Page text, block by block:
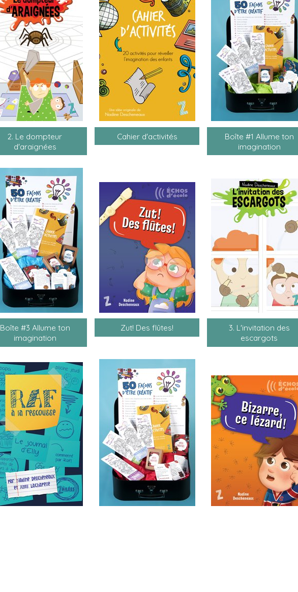
2. Le dompteur
d'araignées
Cahier d'activités
Boîte #1 Allume ton
imagination
Boîte #3 Allume ton
imagination
Zut! Des flûtes!
3. L'invitation des
escargots